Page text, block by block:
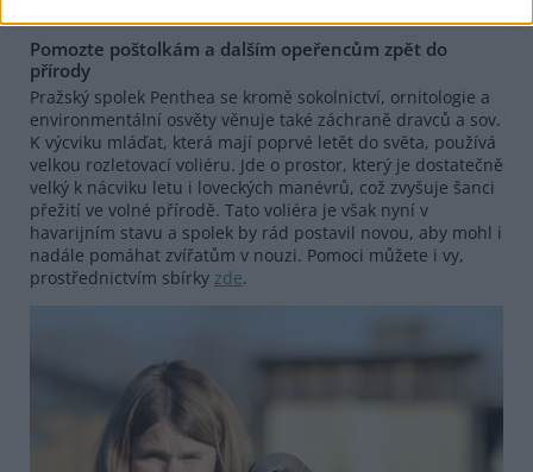
Pomozte poštolkám a dalším opeřencům zpět do
přírody
Pražský spolek Penthea se kromě sokolnictví, ornitologie a
environmentální osvěty věnuje také záchraně dravců a sov.
K výcviku mláďat, která mají poprvé letět do světa, používá
velkou rozletovací voliéru. Jde o prostor, který je dostatečně
velký k nácviku letu i loveckých manévrů, což zvyšuje šanci
přežití ve volné přírodě. Tato voliéra je však nyní v
havarijním stavu a spolek by rád postavil novou, aby mohl i
nadále pomáhat zvířatům v nouzi. Pomoci můžete i vy,
prostřednictvím sbírky zde.